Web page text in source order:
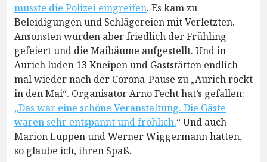
musste die Polizei eingreifen. Es kam zu
Beleidigungen und Schlägereien mit Verletzten.
Ansonsten wurden aber friedlich der Frühling
gefeiert und die Maibäume aufgestellt. Und in
Aurich luden 13 Kneipen und Gaststätten endlich
mal wieder nach der Corona-Pause zu „Aurich rockt
in den Mai“. Organisator Arno Fecht hat’s gefallen:
„Das war eine schöne Veranstaltung. Die Gäste
waren sehr entspannt und fröhlich.“ Und auch
Marion Luppen und Werner Wiggermann hatten,
so glaube ich, ihren Spaß.